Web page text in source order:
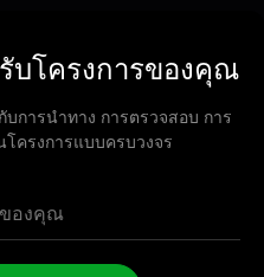
บโครงการของคุณ
การนำทาง การตรวจสอบ การ
ครงการแบบครบวงจร